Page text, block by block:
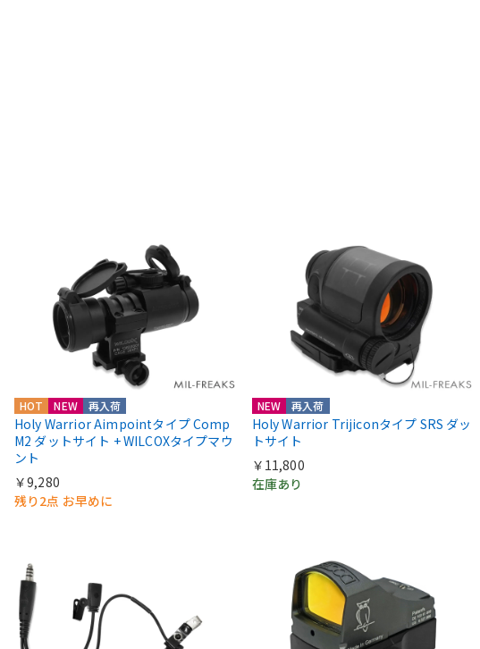
HOT NEW 再入荷
Holy Warrior Aimpointタイプ Comp
M2 ダットサイト + WILCOXタイプマウ
ント
￥9,280
残り2点 お早めに
NEW 再入荷
Holy Warrior Trijiconタイプ SRS ダッ
トサイト
￥11,800
在庫あり